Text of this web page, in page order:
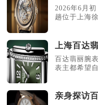
2026年6月
趟位于上海
上海百达
百达翡丽腕
表主都希望
亲身探访